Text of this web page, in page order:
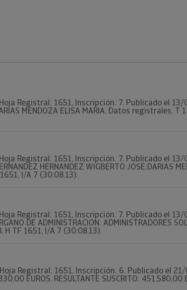
Registral: 1651, Inscripción: 7. Publicado el 13/
MENDOZA ELISA MARIA. Datos registrales. T
Registral: 1651, Inscripción: 7. Publicado el 13/
HERNANDEZ WIGBERTO JOSE;DARIAS
I/A 7 (30.08.13).
Registral: 1651, Inscripción: 7. Publicado el 13/
DE ADMINISTRACION: ADMINISTRADORES
TF 1651, I/A 7 (30.08.13).
Registral: 1651, Inscripción: 6. Publicado el 21/
EUROS. RESULTANTE SUSCRITO: